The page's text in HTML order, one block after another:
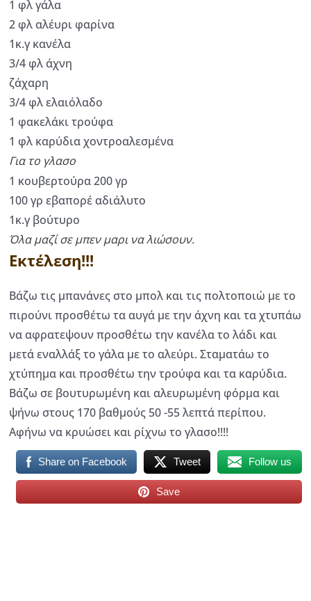
1 φλ γάλα
2 φλ αλέυρι φαρίνα
1κ.γ κανέλα
3/4 φλ άχνη
ζάχαρη
3/4 φλ ελαιόλαδο
1 φακελάκι τρούφα
1 φλ καρύδια χοντροαλεσμένα
Για το γλασο
1 κουβερτούρα 200 γρ
100 γρ εβαπορέ αδιάλυτο
1κ.γ βούτυρο
Όλα μαζί σε μπεν μαρι να λιώσουν.
Εκτέλεση!!!
Βάζω τις μπανάνες στο μπολ και τις πολτοποιώ με το
πιρούνι προσθέτω τα αυγά με την άχνη και τα χτυπάω
να αφρατεψουν προσθέτω την κανέλα το λάδι και
μετά εναλλάξ το γάλα με το αλεύρι. Σταματάω το
χτύπημα και προσθέτω την τρούφα και τα καρύδια.
Βάζω σε βουτυρωμένη και αλευρωμένη φόρμα και
ψήνω στους 170 βαθμούς 50 -55 λεπτά περίπου.
Αφήνω να κρυώσει και ρίχνω το γλασο!!!!
Share on Facebook Tweet Follow us
Save